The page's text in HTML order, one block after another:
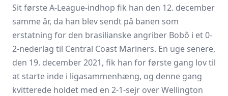
Sit første A-League-indhop fik han den 12. december
samme år, da han blev sendt på banen som
erstatning for den brasilianske angriber Bobô i et 0-
2-nederlag til Central Coast Mariners. En uge senere,
den 19. december 2021, fik han for første gang lov til
at starte inde i ligasammenhæng, og denne gang
kvitterede holdet med en 2-1-sejr over Wellington